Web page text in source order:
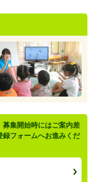
集開始時にはご案内差
録フォームへお進みくだ